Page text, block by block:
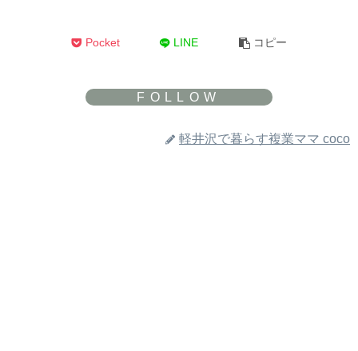
Pocket LINE コピー
軽井沢で暮らす複業ママ coco